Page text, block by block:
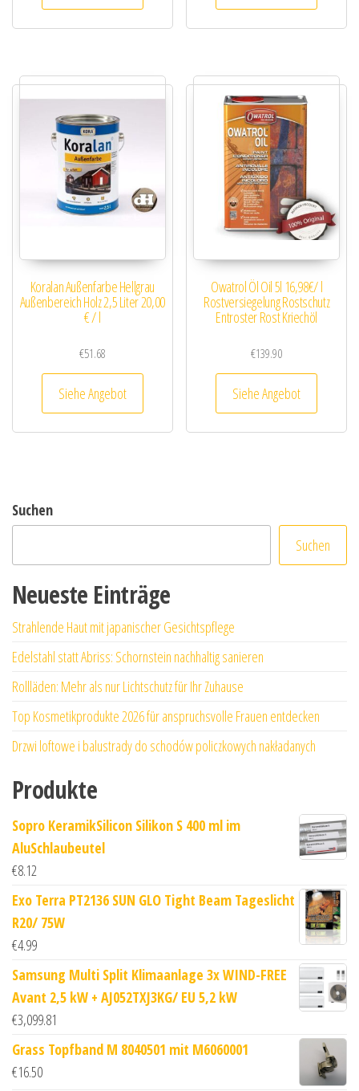
Koralan Außenfarbe Hellgrau
Außenbereich Holz 2,5 Liter 20,00
€ / l
€51.68
Siehe Angebot
Owatrol Öl Oil 5l 16,98€/ l
Rostversiegelung Rostschutz
Entroster Rost Kriechöl
€139.90
Siehe Angebot
Suchen
Suchen
Neueste Einträge
Strahlende Haut mit japanischer Gesichtspflege
Edelstahl statt Abriss: Schornstein nachhaltig sanieren
Rollläden: Mehr als nur Lichtschutz für Ihr Zuhause
Top Kosmetikprodukte 2026 für anspruchsvolle Frauen entdecken
Drzwi loftowe i balustrady do schodów policzkowych nakładanych
Produkte
Sopro KeramikSilicon Silikon S 400 ml im
AluSchlaubeutel
€8.12
Exo Terra PT2136 SUN GLO Tight Beam Tageslicht
R20/ 75W
€4.99
Samsung Multi Split Klimaanlage 3x WIND-FREE
Avant 2,5 kW + AJ052TXJ3KG/ EU 5,2 kW
€3,099.81
Grass Topfband M 8040501 mit M6060001
€16.50